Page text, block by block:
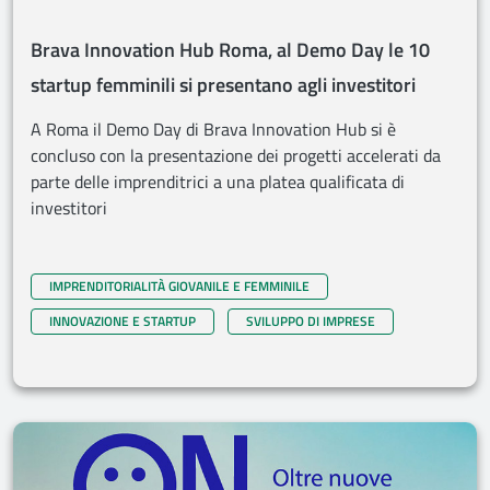
Brava Innovation Hub Roma, al Demo Day le 10
startup femminili si presentano agli investitori
A Roma il Demo Day di Brava Innovation Hub si è
concluso con la presentazione dei progetti accelerati da
parte delle imprenditrici a una platea qualificata di
investitori
IMPRENDITORIALITÀ GIOVANILE E FEMMINILE
INNOVAZIONE E STARTUP
SVILUPPO DI IMPRESE